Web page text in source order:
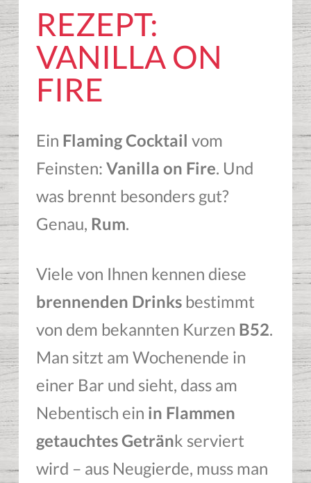
REZEPT:
VANILLA ON
FIRE
Ein Flaming Cocktail vom
Feinsten: Vanilla on Fire. Und
was brennt besonders gut?
Genau, Rum.
Viele von Ihnen kennen diese
brennenden Drinksbestimmt
von dem bekannten Kurzen B52.
Man sitzt am Wochenende in
einer Bar und sieht, dass am
Nebentisch ein in Flammen
getauchtes Getränk serviert
wird – aus Neugierde, muss man